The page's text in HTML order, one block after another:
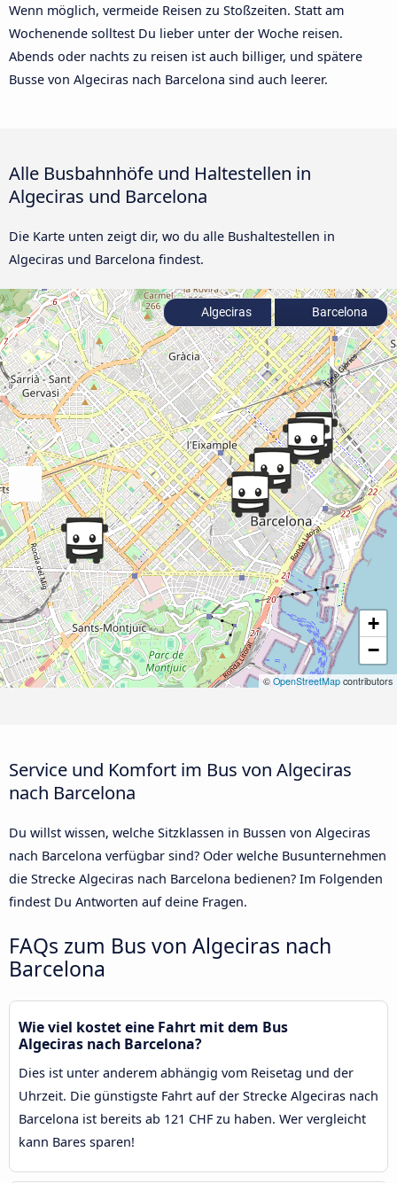
Wenn möglich, vermeide Reisen zu Stoßzeiten. Statt am
Wochenende solltest Du lieber unter der Woche reisen.
Abends oder nachts zu reisen ist auch billiger, und spätere
Busse von Algeciras nach Barcelona sind auch leerer.
Alle Busbahnhöfe und Haltestellen in
Algeciras und Barcelona
Die Karte unten zeigt dir, wo du alle Bushaltestellen in
Algeciras und Barcelona findest.
+
−
© OpenStreetMap contributors
Algeciras Barcelona
Service und Komfort im Bus von Algeciras
nach Barcelona
Du willst wissen, welche Sitzklassen in Bussen von Algeciras
nach Barcelona verfügbar sind? Oder welche Busunternehmen
die Strecke Algeciras nach Barcelona bedienen? Im Folgenden
findest Du Antworten auf deine Fragen.
FAQs zum Bus von Algeciras nach
Barcelona
Wie viel kostet eine Fahrt mit dem Bus
Algeciras nach Barcelona?
Dies ist unter anderem abhängig vom Reisetag und der
Uhrzeit. Die günstigste Fahrt auf der Strecke Algeciras nach
Barcelona ist bereits ab 121 CHF zu haben. Wer vergleicht
kann Bares sparen!